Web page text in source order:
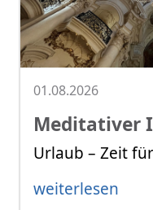
01.08.2026
Meditativer
Urlaub – Zeit
weiterlesen